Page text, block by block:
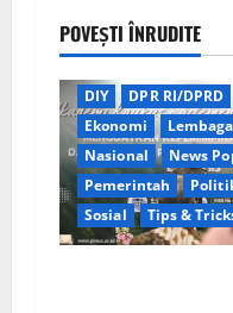
POVEȘTI ÎNRUDITE
DIY
DPR RI/DPRD
Ekonomi
Lembaga
Nasional
News
Pemerintah
Sosial
Tips &